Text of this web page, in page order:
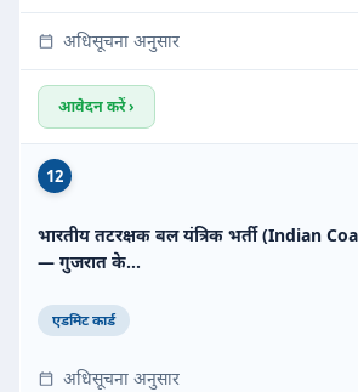
अधिसूचना अनुसार
आवेदन करें ›
12
भारतीय तटरक्षक बल यंत्रिक भर्ती (Indian
— गुजरात के…
एडमिट कार्ड
अधिसूचना अनुसार